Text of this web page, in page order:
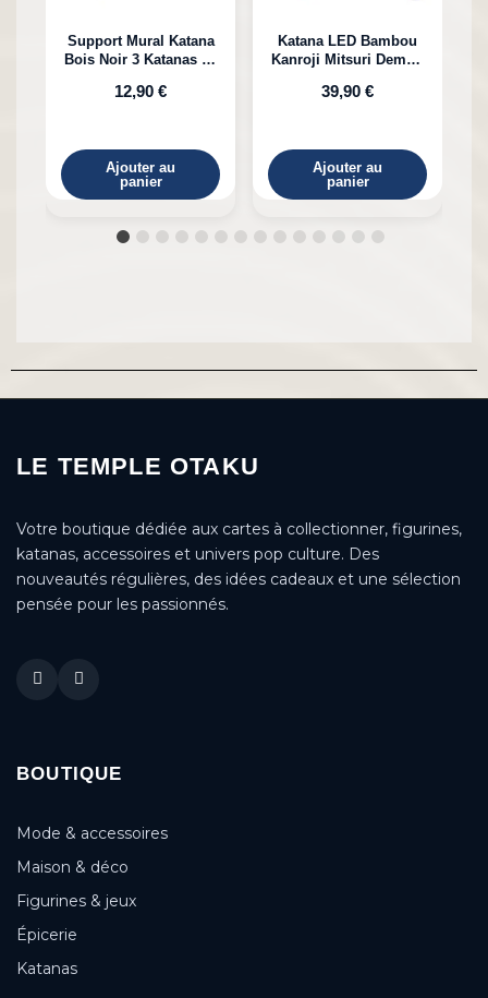
Support Mural Katana
Bois Noir 3 Katanas en
12,90 €
Ajouter au
panier
Katana LED Bambou
Kanroji Mitsuri Demon
39,90 €
Ajouter au
panier
LE TEMPLE OTAKU
Votre boutique dédiée aux cartes à collectionner, figurines,
katanas, accessoires et univers pop culture. Des
nouveautés régulières, des idées cadeaux et une sélection
pensée pour les passionnés.
BOUTIQUE
Mode & accessoires
Maison & déco
Figurines & jeux
Épicerie
Katanas